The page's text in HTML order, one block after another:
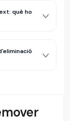
què ho